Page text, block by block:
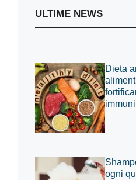
ULTIME NEWS
Dieta
ogni